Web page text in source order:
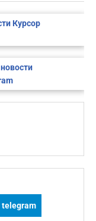
Курсор
telegram